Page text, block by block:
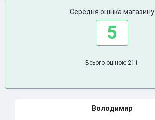
Середня оцінка магазину
5
Всього оцінок: 211
Володимир